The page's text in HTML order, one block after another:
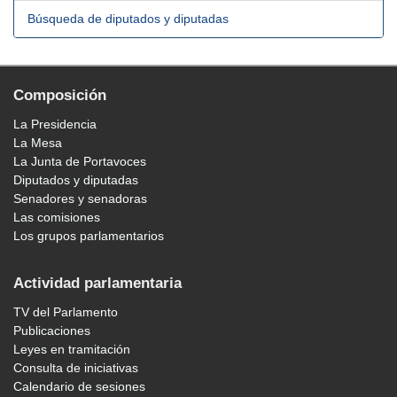
Búsqueda de diputados y diputadas
Composición
La Presidencia
La Mesa
La Junta de Portavoces
Diputados y diputadas
Senadores y senadoras
Las comisiones
Los grupos parlamentarios
Actividad parlamentaria
TV del Parlamento
Publicaciones
Leyes en tramitación
Consulta de iniciativas
Calendario de sesiones